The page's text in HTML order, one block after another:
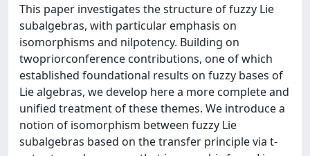
This paper investigates the structure of fuzzy Lie
subalgebras, with particular emphasis on
isomorphisms and nilpotency. Building on
twopriorconference contributions, one of which
established foundational results on fuzzy bases of
Lie algebras, we develop here a more complete and
unified treatment of these themes. We introduce a
notion of isomorphism between fuzzy Lie
subalgebras based on the transfer principle via t-